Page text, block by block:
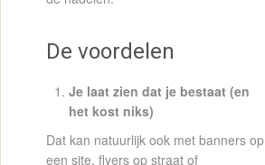
De voordelen
Je laat zien dat je bestaat (en
het kost niks)
Dat kan natuurlijk ook met banners op
een site, flyers op straat of